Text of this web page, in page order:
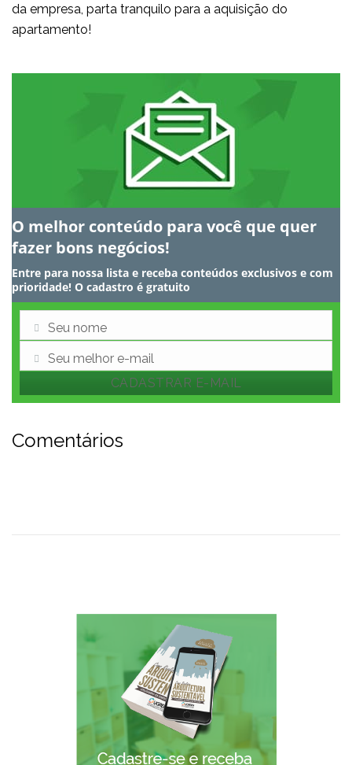
da empresa, parta tranquilo para a aquisição do
apartamento!
O melhor conteúdo para você que quer
fazer bons negócios!
Entre para nossa lista e receba conteúdos exclusivos e com
prioridade! O cadastro é gratuito
NomeSeu nome
Seu melhor e-mail
CADASTRAR E-MAIL
Comentários